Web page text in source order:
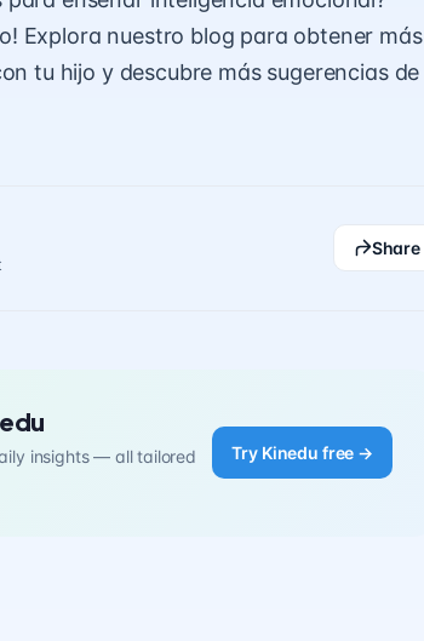
Explora nuestro blog para obtener más
tu hijo y descubre más sugerencias de
Share
insights — all tailored
Try Kinedu free →